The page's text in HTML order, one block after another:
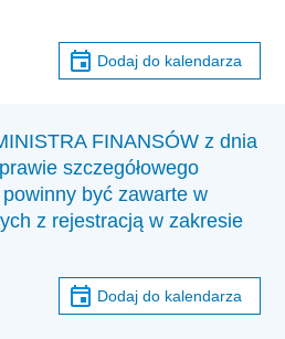
Dodaj do kalendarza
FINANSÓW z dnia
szczegółowego
być zawarte w
z rejestracją w zakresie
Dodaj do kalendarza